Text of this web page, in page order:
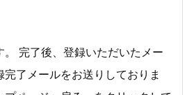
。 完了後、登録いただいたメー
完了メールをお送りしておりま